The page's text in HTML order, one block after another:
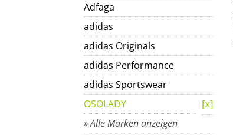
Adfaga
adidas
adidas Originals
adidas Performance
adidas Sportswear
OSOLADY
» Alle Marken anzeigen